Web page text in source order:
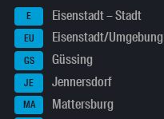
E Eisenstadt – Stadt
EU Eisenstadt/Umgebung
GS Güssing
JE Jennersdorf
MA Mattersburg